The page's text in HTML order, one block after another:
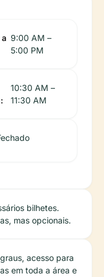
9:00 AM –
5:00 PM
10:30 AM –
11:30 AM
bilhetes.
mas opcionais.
acesso para
em toda a área e